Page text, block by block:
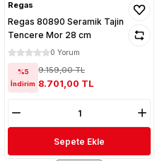
Regas
Regas 80890 Seramik Tajin
Tencere Mor 28 cm
0 Yorum
%5
İndirim
9.159,00 TL
8.701,00 TL
Sepete Ekle